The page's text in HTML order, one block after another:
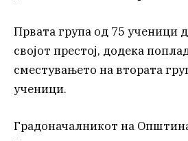
Првата група од 75 ученици
својот престој, додека
сместувањето на втората
ученици.
Градоначалникот на